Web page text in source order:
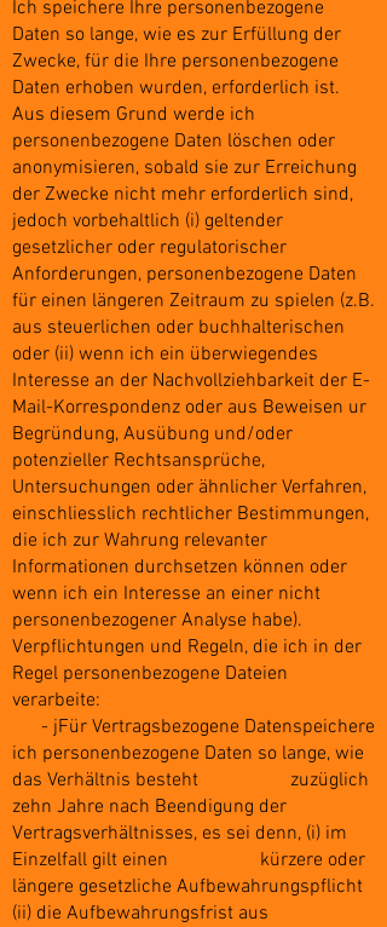
Ich speichere Ihre personenbezogene
Daten so lange, wie es zur Erfüllung der
Zwecke, für die Ihre personenbezogene
Daten erhoben wurden, erforderlich ist.
Aus diesem Grund werde ich
personenbezogene Daten löschen oder
anonymisieren, sobald sie zur Erreichung
der Zwecke nicht mehr erforderlich sind,
jedoch vorbehaltlich (i) geltender
gesetzlicher oder regulatorischer
Anforderungen, personenbezogene Daten
für einen längeren Zeitraum zu spielen (z.B.
aus steuerlichen oder buchhalterischen
oder (ii) wenn ich ein überwiegendes
Interesse an der Nachvollziehbarkeit der E-
Mail-Korrespondenz oder aus Beweisen ur
Begründung, Ausübung und/oder
potenzieller Rechtsansprüche,
Untersuchungen oder ähnlicher Verfahren,
einschliesslich rechtlicher Bestimmungen,
die ich zur Wahrung relevanter
Informationen durchsetzen können oder
wenn ich ein Interesse an einer nicht
personenbezogener Analyse habe).
Verpflichtungen und Regeln, die ich in der
Regel personenbezogene Dateien
verarbeite:
- jFür Vertragsbezogene Datenspeichere
ich personenbezogene Daten so lange, wie
das Verhältnis besteht zuzüglich
zehn Jahre nach Beendigung der
Vertragsverhältnisses, es sei denn, (i) im
Einzelfall gilt einen kürzere oder
längere gesetzliche Aufbewahrungspflicht
(ii) die Aufbewahrungsfrist aus